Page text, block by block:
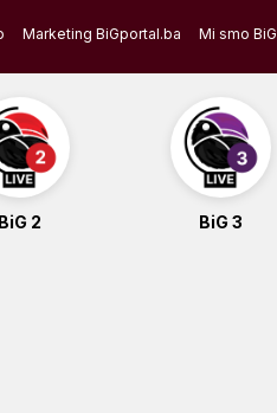
Marketing BiGportal.ba Mi smo BiG
BiG 2 BiG 3